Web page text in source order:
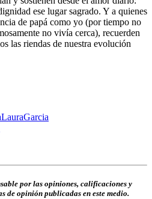
ese lugar sagrado. Y a quienes
de papá como yo (por tiempo no
no vivía cerca), recuerden
las riendas de nuestra evolución
por las opiniones, calificaciones y
de opinión publicadas en este medio.